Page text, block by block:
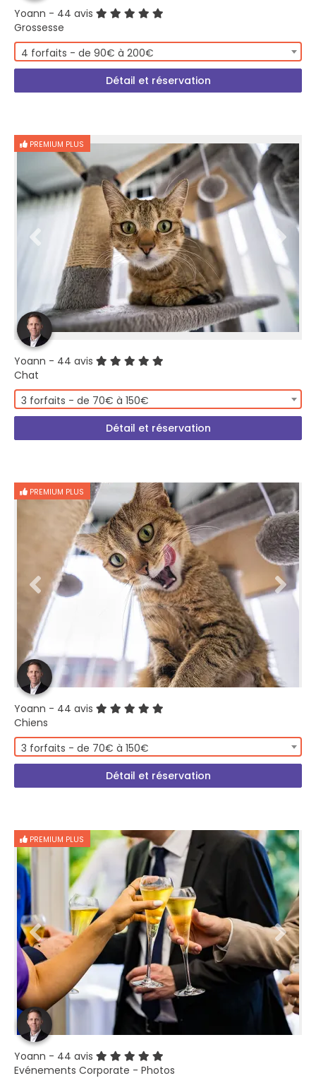
Yoann - 44 avis
Grossesse
4 forfaits - de 90€ à 200€
Détail et réservation
PREMIUM PLUS
Yoann - 44 avis
Chat
3 forfaits - de 70€ à 150€
Détail et réservation
PREMIUM PLUS
Yoann - 44 avis
Chiens
3 forfaits - de 70€ à 150€
Détail et réservation
PREMIUM PLUS
Yoann - 44 avis
Evénements Corporate - Photos